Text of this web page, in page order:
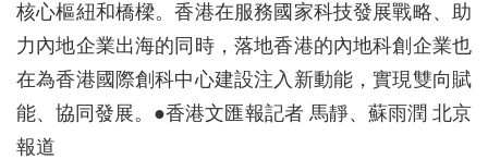
核心樞紐和橋樑。香港在服務國家科技發展戰略、助
力內地企業出海的同時，落地香港的內地科創企業也
在為香港國際創科中心建設注入新動能，實現雙向賦
能、協同發展。●香港文匯報記者 馬靜、蘇雨潤 北京
報道